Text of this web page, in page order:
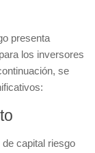
presenta
los inversores
se
capital riesgo